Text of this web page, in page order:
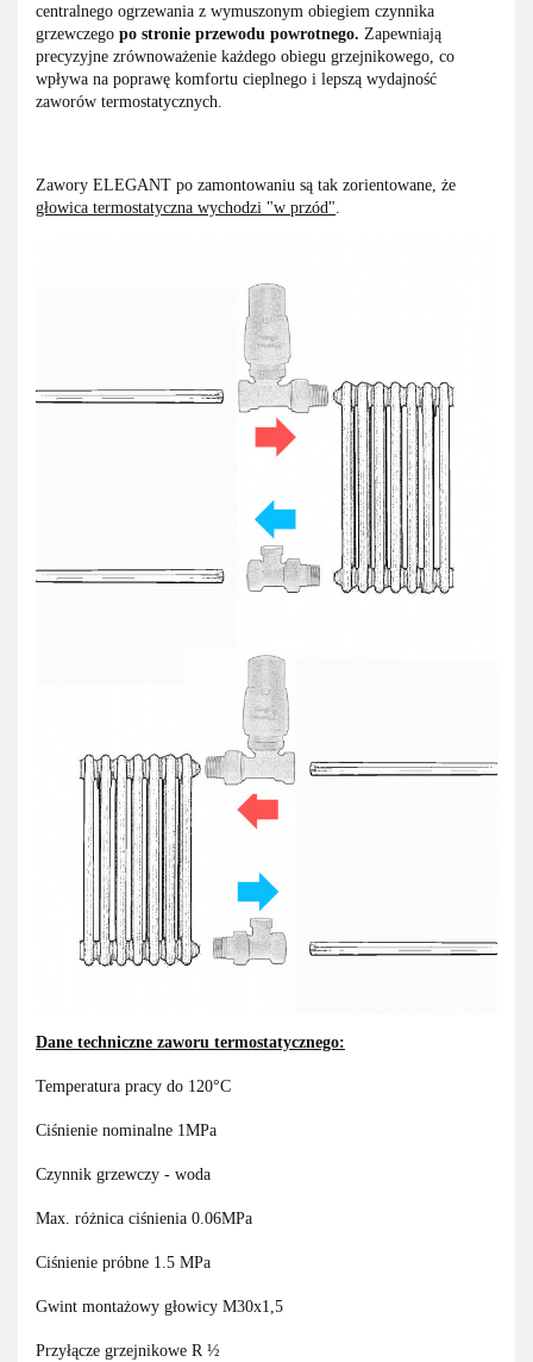
centralnego ogrzewania z wymuszonym obiegiem czynnika
grzewczego po stronie przewodu powrotnego. Zapewniają
precyzyjne zrównoważenie każdego obiegu grzejnikowego, co
wpływa na poprawę komfortu cieplnego i lepszą wydajność
zaworów termostatycznych.
Zawory ELEGANT po zamontowaniu są tak zorientowane, że
głowica termostatyczna wychodzi "w przód".
Dane techniczne zaworu termostatycznego:
Temperatura pracy do 120°C
Ciśnienie nominalne 1MPa
Czynnik grzewczy - woda
Max. różnica ciśnienia 0.06MPa
Ciśnienie próbne 1.5 MPa
Gwint montażowy głowicy M30x1,5
Przyłącze grzejnikowe R ½